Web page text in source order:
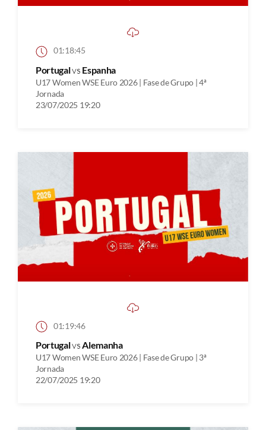
01:18:45
Portugalvs Espanha
U17 Women WSE Euro 2026 | Fase de Grupo | 4ª
Jornada
23/07/2025 19:20
01:19:46
PortugalvsAlemanha
U17 Women WSE Euro 2026 | Fase de Grupo | 3ª
Jornada
22/07/2025 19:20